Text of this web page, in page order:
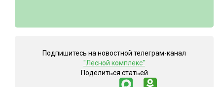
Подпишитесь на новостной телеграм-канал
"Лесной комплекс"
Поделиться статьей